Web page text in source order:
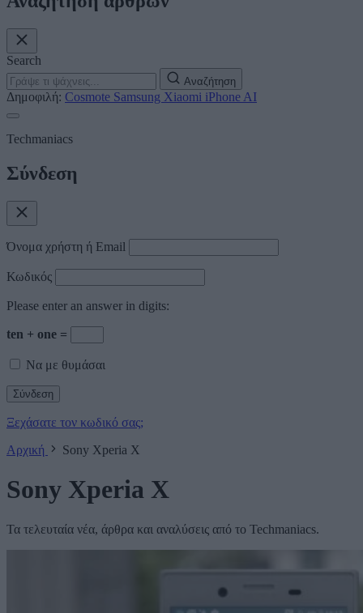
Search
Αναζήτηση
Δημοφιλή: Cosmote Samsung Xiaomi iPhone AI
Techmaniacs
Σύνδεση
Όνομα χρήστη ή Email
Κωδικός
Please enter an answer in digits:
ten + one =
Να με θυμάσαι
Ξεχάσατε τον κωδικό σας;
Αρχική
Sony Xperia X
Sony Xperia X
Τα τελευταία νέα, άρθρα και αναλύσεις από το Techmaniacs.